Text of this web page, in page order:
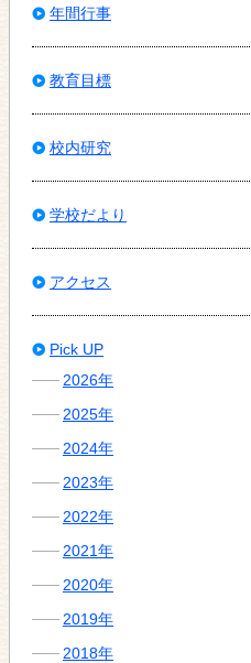
年間行事
教育目標
校内研究
学校だより
アクセス
Pick UP
2026年
2025年
2024年
2023年
2022年
2021年
2020年
2019年
2018年